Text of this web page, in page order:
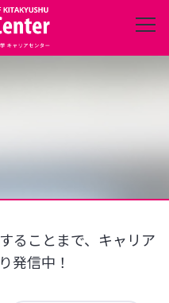
について
ータ
方へ
ることまで、キャリア
発信中！